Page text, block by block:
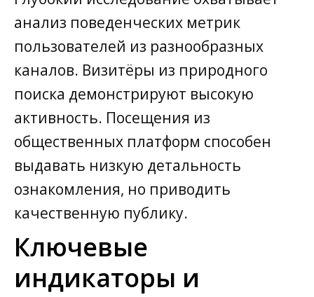
анализ поведенческих метрик
пользователей из разнообразных
каналов. Визитёры из природного
поиска демонстрируют высокую
активность. Посещения из
общественных платформ способен
выдавать низкую детальность
ознакомления, но приводить
качественную публику.
Ключевые
индикаторы и